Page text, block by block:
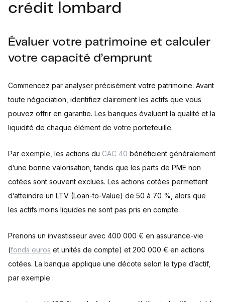
crédit lombard
Évaluer votre patrimoine et calculer
votre capacité d’emprunt
Commencez par analyser précisément votre patrimoine. Avant
toute négociation, identifiez clairement les actifs que vous
pouvez offrir en garantie. Les banques évaluent la qualité et la
liquidité de chaque élément de votre portefeuille.
Par exemple, les actions du CAC 40 bénéficient généralement
d’une bonne valorisation, tandis que les parts de PME non
cotées sont souvent exclues. Les actions cotées permettent
d’atteindre un LTV (Loan-to-Value) de 50 à 70 %, alors que
les actifs moins liquides ne sont pas pris en compte.
Prenons un investisseur avec 400 000 € en assurance-vie
(fonds euros et unités de compte) et 200 000 € en actions
cotées. La banque applique une décote selon le type d’actif,
par exemple :